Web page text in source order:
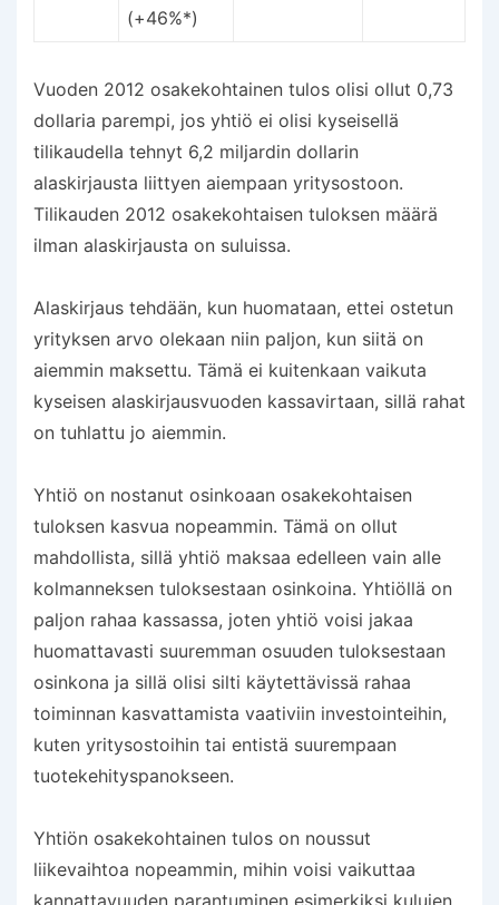
(+46%*)
Vuoden 2012 osakekohtainen tulos olisi ollut 0,73
dollaria parempi, jos yhtiö ei olisi kyseisellä
tilikaudella tehnyt 6,2 miljardin dollarin
alaskirjausta liittyen aiempaan yritysostoon.
Tilikauden 2012 osakekohtaisen tuloksen määrä
ilman alaskirjausta on suluissa.
Alaskirjaus tehdään, kun huomataan, ettei ostetun
yrityksen arvo olekaan niin paljon, kun siitä on
aiemmin maksettu. Tämä ei kuitenkaan vaikuta
kyseisen alaskirjausvuoden kassavirtaan, sillä rahat
on tuhlattu jo aiemmin.
Yhtiö on nostanut osinkoaan osakekohtaisen
tuloksen kasvua nopeammin. Tämä on ollut
mahdollista, sillä yhtiö maksaa edelleen vain alle
kolmanneksen tuloksestaan osinkoina. Yhtiöllä on
paljon rahaa kassassa, joten yhtiö voisi jakaa
huomattavasti suuremman osuuden tuloksestaan
osinkona ja sillä olisi silti käytettävissä rahaa
toiminnan kasvattamista vaativiin investointeihin,
kuten yritysostoihin tai entistä suurempaan
tuotekehityspanokseen.
Yhtiön osakekohtainen tulos on noussut
liikevaihtoa nopeammin, mihin voisi vaikuttaa